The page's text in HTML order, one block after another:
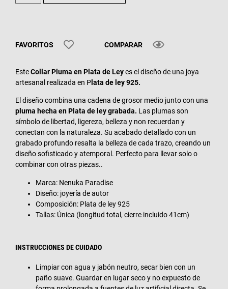
FAVORITOS COMPARAR
EsteCollar Pluma en Plata de Leyes el diseño de una joya
artesanal realizada en P lata de ley 925.
El diseño combina una cadena de grosor medio junto con una
pluma hecha en Plata de ley grabada. Las plumas son
símbolo de libertad, ligereza, belleza y non recuerdan y
conectan con la naturaleza. Su acabado detallado con un
grabado profundo resalta la belleza de cada trazo, creando un
diseño sofisticado y atemporal. Perfecto para llevar solo o
combinar con otras piezas..
Marca: Nenuka Paradise
Diseño: joyería de autor
Composición: Plata de ley 925
Tallas: Única (longitud total, cierre incluido 41cm)
INSTRUCCIONES DE CUIDADO
Limpiar con agua y jabón neutro, secar bien con un
paño suave. Guardar en lugar seco y no expuesto de